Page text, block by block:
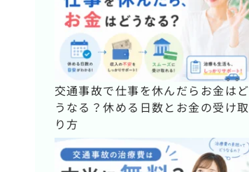
交通事故で仕事を休んだらお金はど
うなる？休める日数とお金の受け取
り方